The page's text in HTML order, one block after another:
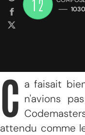
12
——
C a faisait
n'avions
attendu comme